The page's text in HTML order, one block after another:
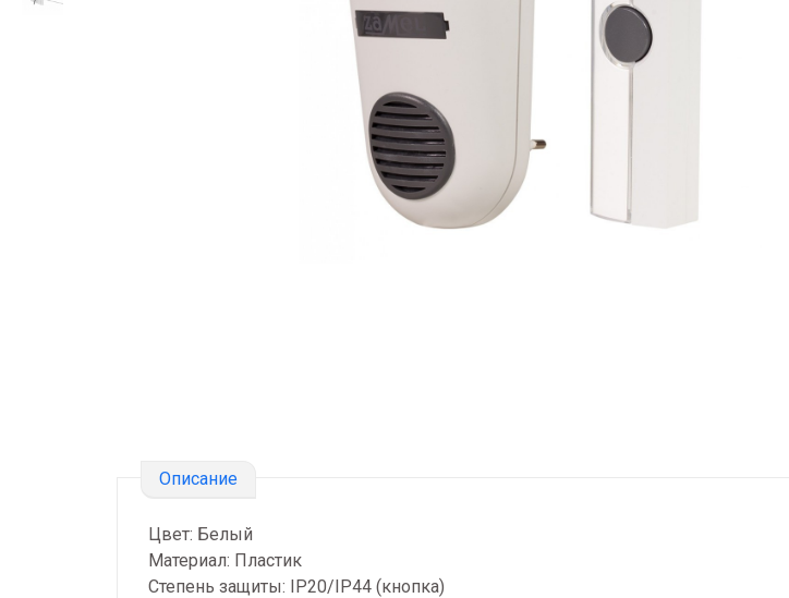
Описание
Цвет: Белый
Материал: Пластик
Степень защиты: IP20/IP44 (кнопка)